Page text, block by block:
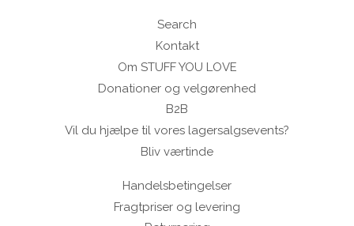
Search
Kontakt
Om STUFF YOU LOVE
Donationer og velgørenhed
B2B
Vil du hjælpe til vores lagersalgsevents?
Bliv værtinde
Handelsbetingelser
Fragtpriser og levering